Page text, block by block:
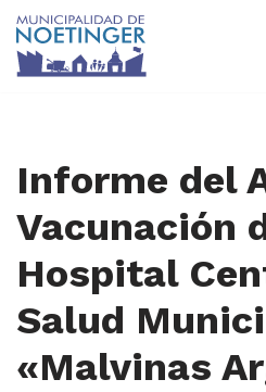
Saltar
Informe del
Vacunación
Hospital
Salud
«Malvinas